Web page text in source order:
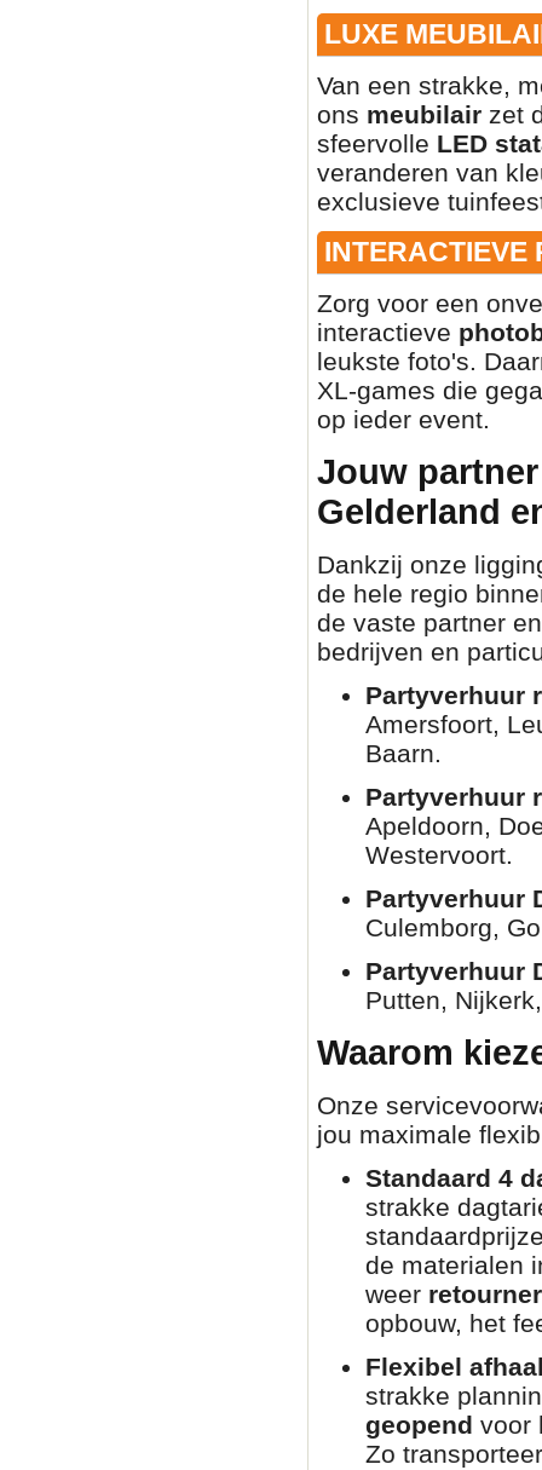
LUXE
Van een strakke,
ons meubilair zet
sfeervolle LED
veranderen van
exclusieve
INTERACTIEVE
Zorg voor een
interactieve
leukste foto's.
XL-games die
op ieder event.
Jouw
Gelderland
Dankzij onze
de hele regio
de vaste partner
bedrijven en
Partyverhuur
Amersfoort,
Baarn.
Partyverhuur
Apeldoorn,
Westervoort.
Partyverhuur
Culemborg,
Partyverhuur
Putten,
Waarom
Onze
jou maximale
Standaard 4
strakke
de materialen
weer
opbouw, het
Flexibel
strakke
geopend voor
Zo